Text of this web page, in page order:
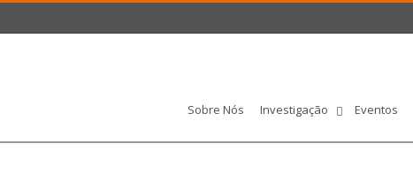
Sobre Nós Investigação Eventos